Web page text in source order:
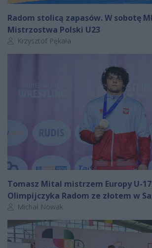
Radom stolicą zapasów. W sobotę
Mistrzostwa Polski U23
Autor artykułu:
Krzysztof Pękała
Tomasz Mital mistrzem Europy U-
Olimpijczyka Radom ze złotem w
Autor artykułu:
Michał Nowak